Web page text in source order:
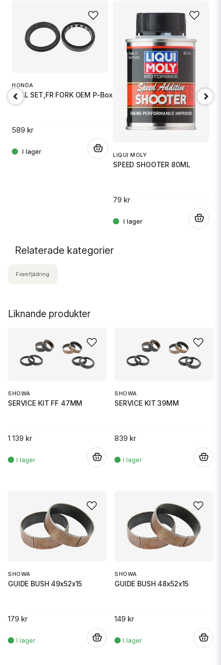
HONDA
SEAL SET,FR FORK OEM P-Box + Damtätning
589 kr
LIQUI MOLY
SPEED SHOOTER 80ML
79 kr
Liknande produkter
SHOWA
SERVICE KIT FF 47MM
1 139 kr
SHOWA
SERVICE KIT 39MM
839 kr
SHOWA
GUIDE BUSH 49x52x15
179 kr
SHOWA
GUIDE BUSH 48x52x15
149 kr
Relaterade kategorier
Framfjädring